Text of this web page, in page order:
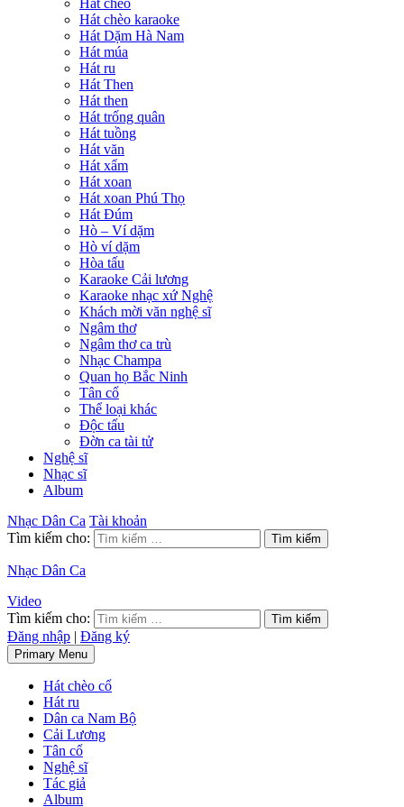
Hát chèo
Hát chèo karaoke
Hát Dặm Hà Nam
Hát múa
Hát ru
Hát Then
Hát then
Hát trống quân
Hát tuồng
Hát văn
Hát xẩm
Hát xoan
Hát xoan Phú Thọ
Hát Đúm
Hò – Ví dặm
Hò ví dặm
Hòa tấu
Karaoke Cải lương
Karaoke nhạc xứ Nghệ
Khách mời văn nghệ sĩ
Ngâm thơ
Ngâm thơ ca trù
Nhạc Champa
Quan họ Bắc Ninh
Tân cổ
Thể loại khác
Độc tấu
Đờn ca tài tử
Nghệ sĩ
Nhạc sĩ
Album
Nhạc Dân Ca Tài khoản
Tìm kiếm cho:
Nhạc Dân Ca
Video
Tìm kiếm cho:
Đăng nhập | Đăng ký
Primary Menu
Hát chèo cổ
Hát ru
Dân ca Nam Bộ
Cải Lương
Tân cổ
Nghệ sĩ
Tác giả
Album